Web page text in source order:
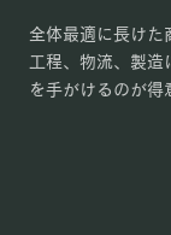
全体最適に長けた
工程、物流、製造
を手がけるのが得